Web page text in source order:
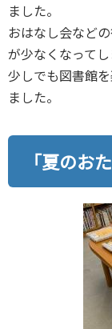
ました。
おはなし会など
が少なくなってし
少しでも図書館
ました。
「夏のお